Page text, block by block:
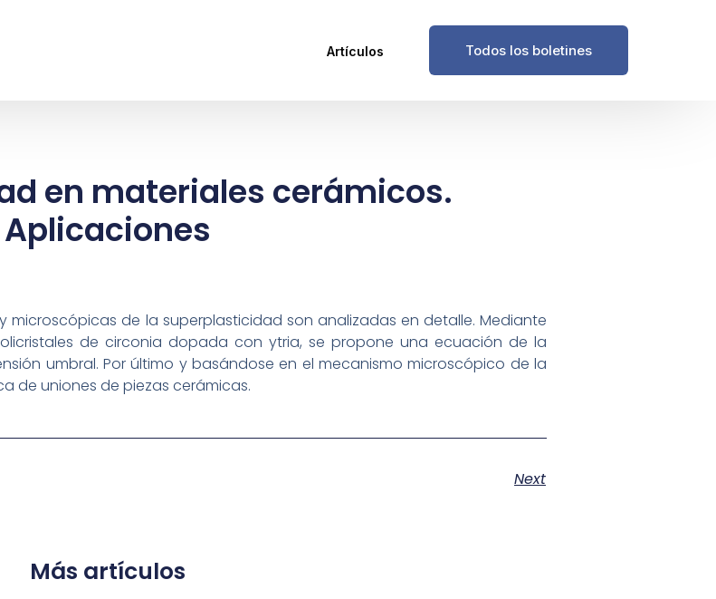
Artículos Todos los boletines
en materiales cerámicos.
Aplicaciones
microscópicas de la superplasticidad son analizadas en detalle. Mediante
de circonia dopada con ytria, se propone una ecuación de la
umbral. Por último y basándose en el mecanismo microscópico de la
de uniones de piezas cerámicas.
Next
Más artículos